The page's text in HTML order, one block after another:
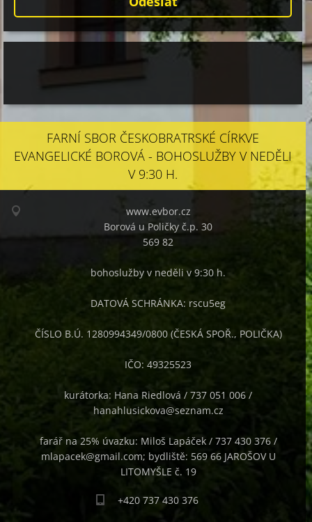
FARNÍ SBOR ČESKOBRATRSKÉ CÍRKVE
EVANGELICKÉ BOROVÁ - BOHOSLUŽBY V NEDĚLI
V 9:30 H.
www.evbor.cz
Borová u Poličky č.p. 30
569 82
bohoslužby v neděli v 9:30 h.
DATOVÁ SCHRÁNKA: rscu5eg
ČÍSLO B.Ú. 1280994349/0800 (ČESKÁ SPOŘ., POLIČKA)
IČO: 49325523
kurátorka: Hana Riedlová / 737 051 006 /
hanahlusickova@seznam.cz
farář na 25% úvazku: Miloš Lapáček / 737 430 376 /
mlapacek@gmail.com; bydliště: 569 66 JAROŠOV U
LITOMYŠLE č. 19
+420 737 430 376